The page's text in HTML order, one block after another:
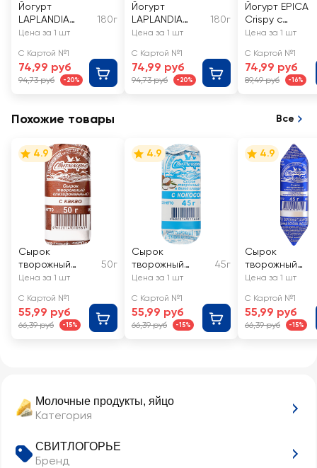
Молочные продукты, яйцо
Категория
СВИТЛОГОРЬЕ
Бренд
Йогурт
LAPLANDIA
Сливочный с
сыром
маскарпоне
7,2%, без змж
180г
Цена за 1 шт
С Картой №1
74,99 руб
94,73 руб -20%
Йогурт
LAPLANDIA
Сливочный с
лимонный
пирог 7,1%, без
змж
180г
Цена за 1 шт
С Картой №1
74,99 руб
94,73 руб -20%
Йогурт EPICA
Crispy с
клубникой и
без змж
Цена за 1 шт
С Картой №1
74,99 руб
89,49 руб -16%
Похожие товары Все
4.9
Сырок
творожный
глазированный
какао 26%, без
змж
50г
Цена за 1 шт
С Картой №1
55,99 руб
66,39 руб -15%
4.9
Сырок
творожный
глазированный
кокосовой
стружкой в
белой глазури
45г
Цена за 1 шт
С Картой №1
55,99 руб
66,39 руб -15%
4.9
Сырок
творожный
глазированный
вареным
сгущенным
молоком 26%,
Цена за 1 шт
С Картой №1
55,99 руб
66,39 руб -15%